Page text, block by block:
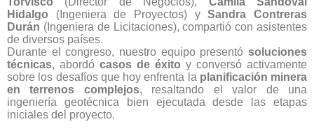
Hidalgo (Ingeniera de Proyectos) ySandra Contreras
Durán (Ingeniera de Licitaciones), compartió con asistentes
de diversos países.
Durante el congreso, nuestro equipo presentó soluciones
técnicas, abordó casos de éxito y conversó activamente
sobre los desafíos que hoy enfrenta la planificación minera
en terrenos complejos, resaltando el valor de una
ingeniería geotécnica bien ejecutada desde las etapas
iniciales del proyecto.